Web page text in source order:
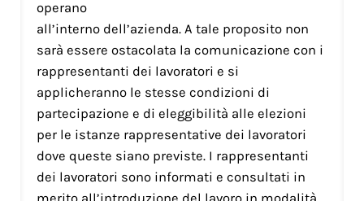
operano
all’interno dell’azienda. A tale proposito non
sarà essere ostacolata la comunicazione con i
rappresentanti dei lavoratori e si
applicheranno le stesse condizioni di
partecipazione e di eleggibilità alle elezioni
per le istanze rappresentative dei lavoratori
dove queste siano previste. I rappresentanti
dei lavoratori sono informati e consultati in